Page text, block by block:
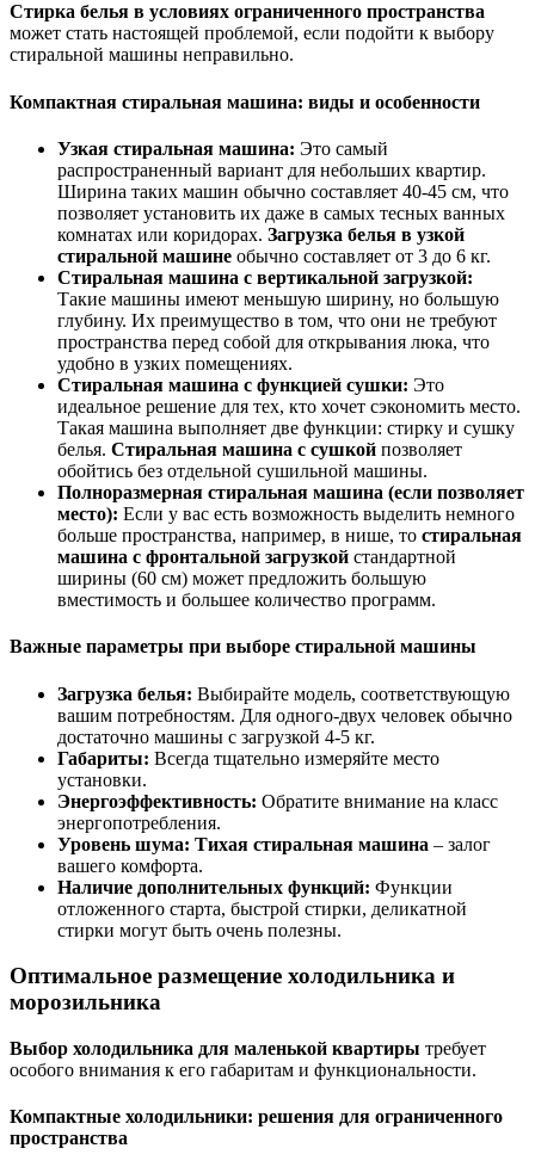
Стирка белья в условиях ограниченного пространства
может стать настоящей проблемой, если подойти к выбору
стиральной машины неправильно.
Компактная стиральная машина: виды и особенности
Узкая стиральная машина: Это самый
распространенный вариант для небольших квартир.
Ширина таких машин обычно составляет 40-45 см, что
позволяет установить их даже в самых тесных ванных
комнатах или коридорах. Загрузка белья в узкой
стиральной машине обычно составляет от 3 до 6 кг.
Стиральная машина с вертикальной загрузкой:
Такие машины имеют меньшую ширину, но большую
глубину. Их преимущество в том, что они не требуют
пространства перед собой для открывания люка, что
удобно в узких помещениях.
Стиральная машина с функцией сушки: Это
идеальное решение для тех, кто хочет сэкономить место.
Такая машина выполняет две функции: стирку и сушку
белья. Стиральная машина с сушкой позволяет
обойтись без отдельной сушильной машины.
Полноразмерная стиральная машина (если позволяет
место): Если у вас есть возможность выделить немного
больше пространства, например, в нише, то стиральная
машина с фронтальной загрузкой стандартной
ширины (60 см) может предложить большую
вместимость и большее количество программ.
Важные параметры при выборе стиральной машины
Загрузка белья: Выбирайте модель, соответствующую
вашим потребностям. Для одного-двух человек обычно
достаточно машины с загрузкой 4-5 кг.
Габариты: Всегда тщательно измеряйте место
установки.
Энергоэффективность: Обратите внимание на класс
энергопотребления.
Уровень шума: Тихая стиральная машина – залог
вашего комфорта.
Наличие дополнительных функций: Функции
отложенного старта, быстрой стирки, деликатной
стирки могут быть очень полезны.
Оптимальное размещение холодильника и
морозильника
Выбор холодильника для маленькой квартиры требует
особого внимания к его габаритам и функциональности.
Компактные холодильники: решения для ограниченного
пространства